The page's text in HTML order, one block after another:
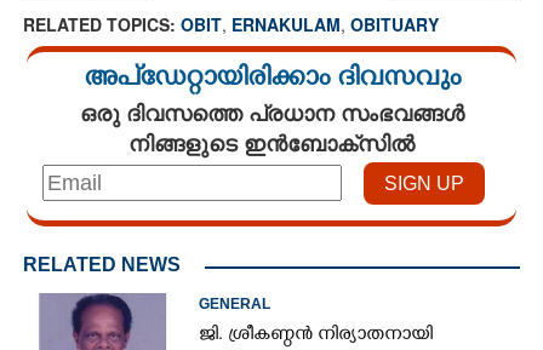
RELATED TOPICS: OBIT, ERNAKULAM, OBITUARY
അപ്ഡേറ്റായിരിക്കാം ദിവസവും
ഒരു ദിവസത്തെ പ്രധാന സംഭവങ്ങൾ
നിങ്ങളുടെ ഇൻബോക്സിൽ
RELATED NEWS
GENERAL
ജി. ശ്രീകണ്ഠൻ നിര്യാതനായി